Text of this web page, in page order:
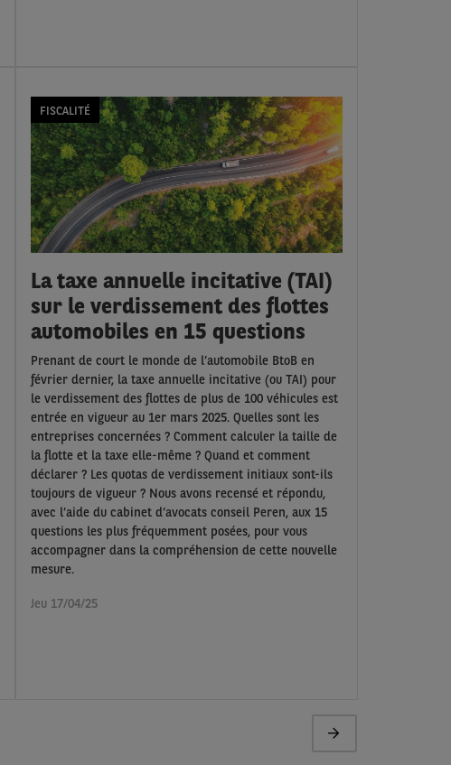
FISCALITÉ
La taxe annuelle incitative (TAI)
sur le verdissement des flottes
automobiles en 15 questions
Prenant de court le monde de l’automobile BtoB en
février dernier, la taxe annuelle incitative (ou TAI) pour
le verdissement des flottes de plus de 100 véhicules est
entrée en vigueur au 1er mars 2025. Quelles sont les
entreprises concernées ? Comment calculer la taille de
la flotte et la taxe elle-même ? Quand et comment
déclarer ? Les quotas de verdissement initiaux sont-ils
toujours de vigueur ? Nous avons recensé et répondu,
avec l’aide du cabinet d’avocats conseil Peren, aux 15
questions les plus fréquemment posées, pour vous
accompagner dans la compréhension de cette nouvelle
mesure.
Jeu 17/04/25
Page